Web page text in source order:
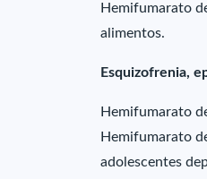
Hemifumarato
alimentos.
Esquizofrenia,
Hemifumarato
Hemifumarato
adolescentes